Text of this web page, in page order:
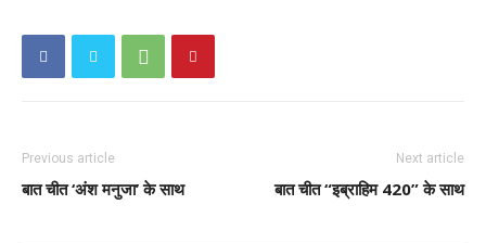
Previous article
बात चीत ‘अंश मनुजा’ के साथ
Next article
बात चीत “इब्राहिम 420” के साथ